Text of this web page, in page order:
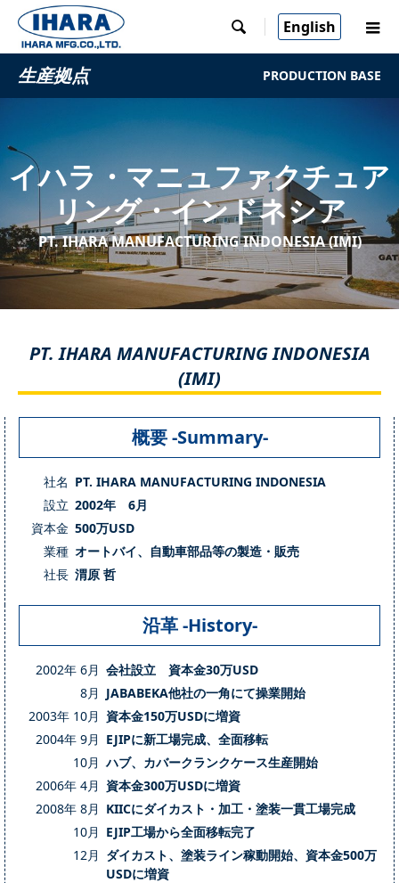
 English
生産拠点 PRODUCTION BASE
イハラ・マニュファクチュア
リング・インドネシア
PT. IHARA MANUFACTURING INDONESIA (IMI)
PT. IHARA MANUFACTURING INDONESIA
(IMI)
概要 -Summary-
社名 PT. IHARA MANUFACTURING INDONESIA
設立 2002年 6月
資本金 500万USD
業種 オートバイ、自動車部品等の製造・販売
社長 渭原 哲
沿革 -History-
2002年 6月 会社設立 資本金30万USD
8月 JABABEKA他社の一角にて操業開始
2003年 10月 資本金150万USDに増資
2004年 9月 EJIPに新工場完成、全面移転
10月 ハブ、カバークランクケース生産開始
2006年 4月 資本金300万USDに増資
2008年 8月 KIICにダイカスト・加工・塗装一貫工場完成
10月 EJIP工場から全面移転完了
12月 ダイカスト、塗装ライン稼動開始、資本金500万
USDに増資